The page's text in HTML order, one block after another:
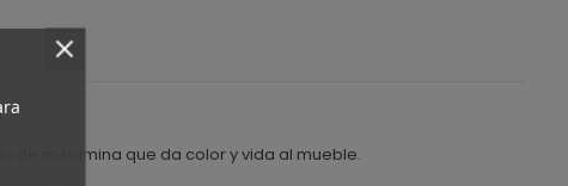
de melamina que da color y vida al mueble.